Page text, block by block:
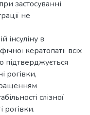
застосуванні
не
інсуліну в
кератопатії всіх
підтверджується
рогівки,
слізної
рогівки.